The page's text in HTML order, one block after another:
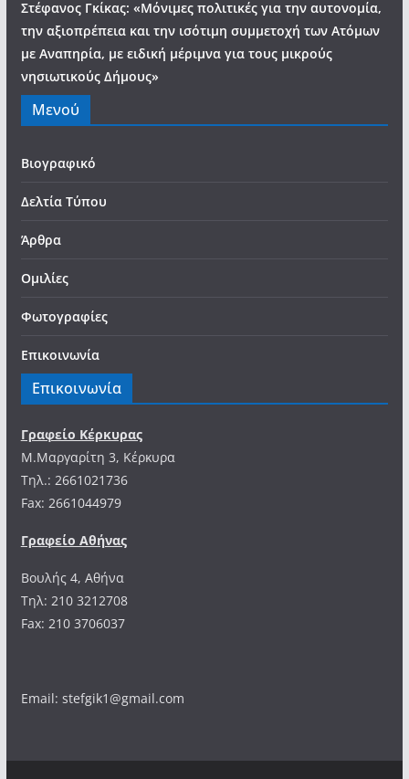
Στέφανος Γκίκας: «Μόνιμες πολιτικές για την αυτονομία,
την αξιοπρέπεια και την ισότιμη συμμετοχή των Ατόμων
με Αναπηρία, με ειδική μέριμνα για τους μικρούς
νησιωτικούς Δήμους»
Μενού
Βιογραφικό
Δελτία Τύπου
Άρθρα
Ομιλίες
Φωτογραφίες
Επικοινωνία
Επικοινωνία
Γραφείο Κέρκυρας
Μ.Μαργαρίτη 3, Κέρκυρα
Tηλ.: 2661021736
Fax: 2661044979
Γραφείο Αθήνας
Βουλής 4, Αθήνα
Τηλ: 210 3212708
Fax: 210 3706037
Email: stefgik1@gmail.com